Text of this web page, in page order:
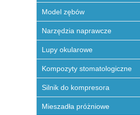
Model zębów
Narzędzia naprawcze
Lupy okularowe
Kompozyty stomatologiczne
Silnik do kompresora
Mieszadła próżniowe